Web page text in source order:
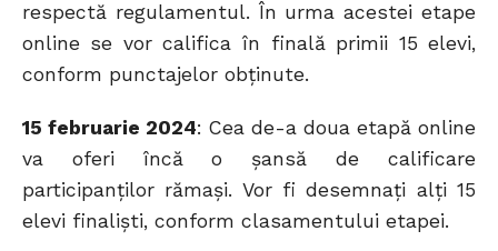
respectă regulamentul. În urma acestei etape
online se vor califica în finală primii 15 elevi,
conform punctajelor obținute.
15 februarie 2024: Cea de-a doua etapă online
va oferi încă o șansă de calificare
participanților rămași. Vor fi desemnați alți 15
elevi finaliști, conform clasamentului etapei.